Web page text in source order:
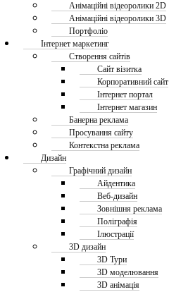
Анімаційні відеоролики 2D
Анімаційні відеоролики 3D
Портфоліо
Інтернет маркетинг
Створення сайтів
Сайт візитка
Корпоративний сайт
Інтернет портал
Інтернет магазин
Банерна реклама
Просування сайту
Контекстна реклама
Дизайн
Графічний дизайн
Айдентика
Веб-дизайн
Зовнішня реклама
Поліграфія
Ілюстрації
3D дизайн
3D Тури
3D моделювання
3D анімація